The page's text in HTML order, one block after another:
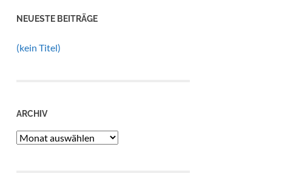
NEUESTE BEITRÄGE
(kein Titel)
ARCHIV
Archiv